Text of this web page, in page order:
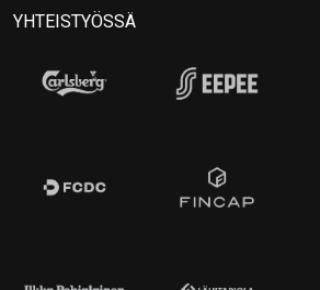
YHTEISTYÖSSÄ